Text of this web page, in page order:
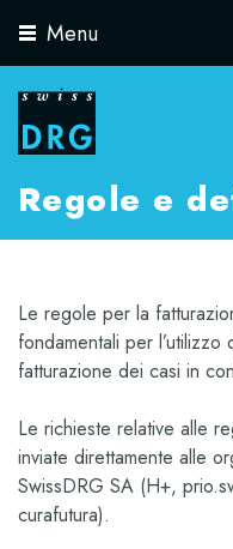
Toggle
Menu
Regole e
Le regole per la
fondamentali per
fatturazione dei casi in
Le richieste relative alle
inviate direttamente alle
SwissDRG SA (H+,
curafutura).